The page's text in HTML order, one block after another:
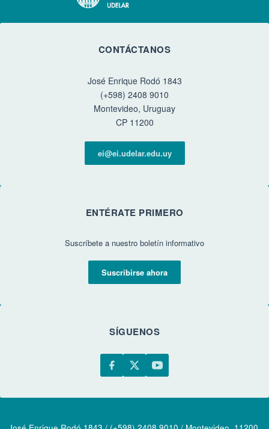
CONTÁCTANOS
José Enrique Rodó 1843
(+598) 2408 9010
Montevideo, Uruguay
CP 11200
ei@ei.udelar.edu.uy
ENTÉRATE PRIMERO
Suscríbete a nuestro boletín informativo
Suscribirse ahora
SÍGUENOS